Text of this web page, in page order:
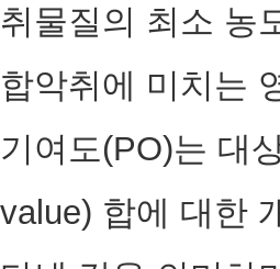
취물질의 최소 농
합악취에 미치는
기여도(PO)는 대
value) 합에 대한